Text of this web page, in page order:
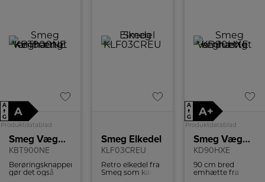
A
↑
G
A
Produktdatablad
Smeg Væghængt emhætte
KBT900NE
Berøringsknapperne
gør det også
Smeg Elkedel
KLF03CREU
Retro elkedel fra
Smeg som kan
A
↑
G
A+
Produktdatablad
Smeg Væghængt emhætte
KD90HXE
90 cm bred
emhætte fra